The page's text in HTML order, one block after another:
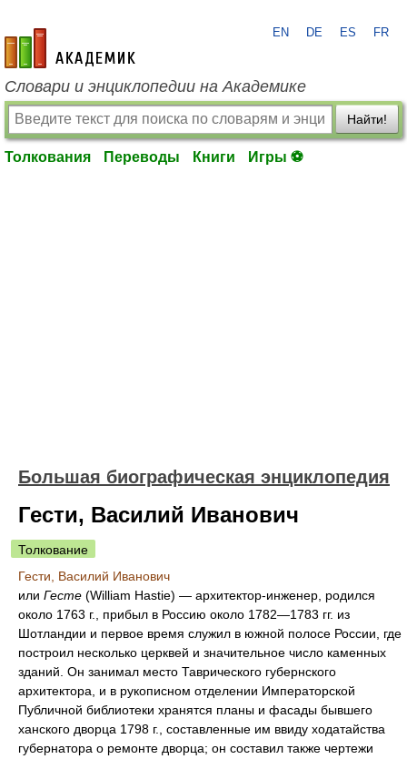
academic.ru
EN DE ES FR
Словари и энциклопедии на Академике
Найти!
Толкования Переводы Книги Игры ⚽
Большая биографическая энциклопедия
Гести, Василий Иванович
Толкование
Гести, Василий Иванович
или Гесте (William Hastie) — архитектор-инженер, родился
около 1763 г., прибыл в Россию около 1782—1783 гг. из
Шотландии и первое время служил в южной полосе России, где
построил несколько церквей и значительное число каменных
зданий. Он занимал место Таврического губернского
архитектора, и в рукописном отделении Императорской
Публичной библиотеки хранятся планы и фасады бывшего
ханского дворца 1798 г., составленные им ввиду ходатайства
губернатора о ремонте дворца; он составил также чертежи